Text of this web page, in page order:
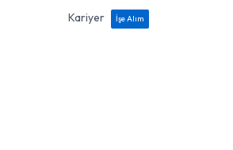
Kariyer
İşe Alım